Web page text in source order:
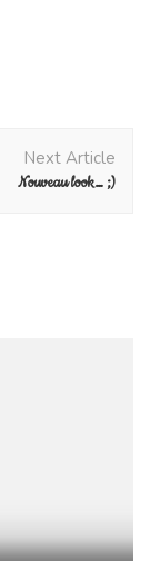
Next Article
Nouveau look… ;)